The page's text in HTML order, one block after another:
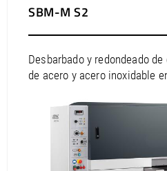
SBM-M S2
Desbarbado y redondeado
de acero y acero inoxidable